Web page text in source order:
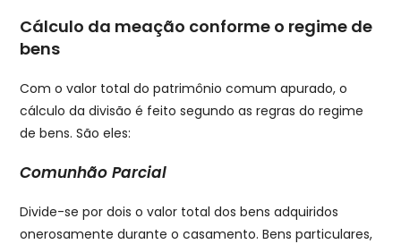
Cálculo da meação conforme o regime de
bens
Com o valor total do patrimônio comum apurado, o
cálculo da divisão é feito segundo as regras do regime
de bens. São eles:
Comunhão Parcial
Divide-se por dois o valor total dos bens adquiridos
onerosamente durante o casamento. Bens particulares,